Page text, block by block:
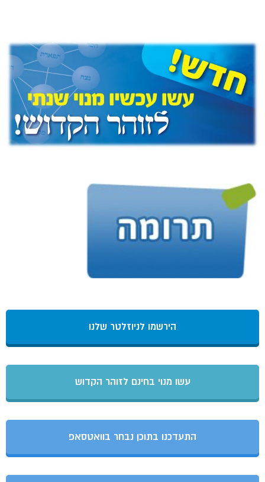
הירשמו לניוזלטר שלנו
עשו מנוי בחינם לזוהר הקדוש
התעדכנו בתוכן נבחר בוואטסאפ